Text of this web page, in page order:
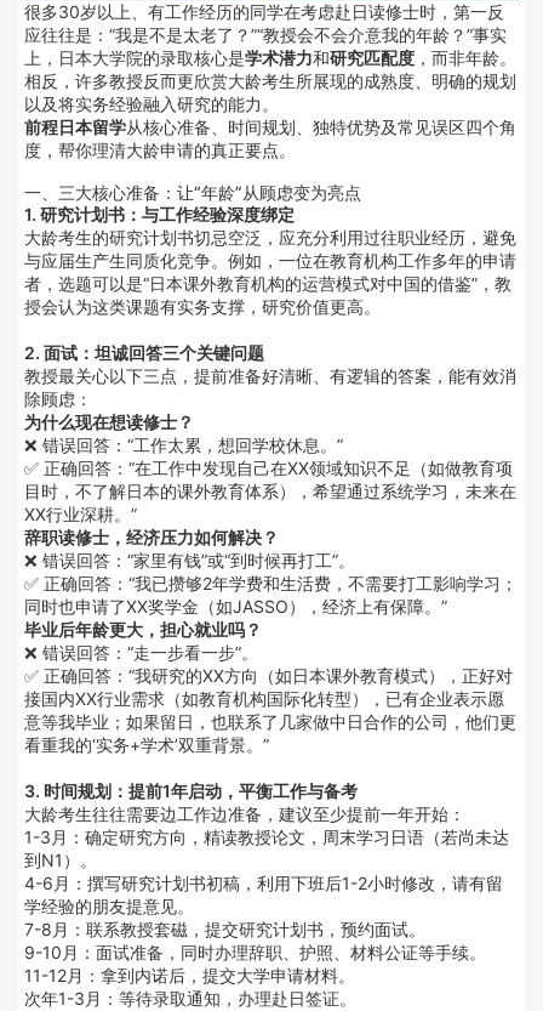
很多30岁以上、有工作经历的同学在考虑赴日读修士时，第一反
应往往是：“我是不是太老了？”“教授会不会介意我的年龄？”事实
上，日本大学院的录取核心是学术潜力和研究匹配度 ，而非年龄。
相反，许多教授反而更欣赏大龄考生所展现的成熟度、明确的规划
以及将实务经验融入研究的能力。
前程日本留学从核心准备、时间规划、独特优势及常见误区四个角
度，帮你理清大龄申请的真正要点。
一、三大核心准备：让“年龄”从顾虑变为亮点
1. 研究计划书：与工作经验深度绑定
大龄考生的研究计划书切忌空泛，应充分利用过往职业经历，避免
与应届生产生同质化竞争。例如，一位在教育机构工作多年的申请
者，选题可以是“日本课外教育机构的运营模式对中国的借鉴”，教
授会认为这类课题有实务支撑，研究价值更高。
2. 面试：坦诚回答三个关键问题
教授最关心以下三点，提前准备好清晰、有逻辑的答案，能有效消
除顾虑：
为什么现在想读修士？
❌ 错误回答：“工作太累，想回学校休息。”
✅ 正确回答：“在工作中发现自己在XX领域知识不足（如做教育项
目时，不了解日本的课外教育体系），希望通过系统学习，未来在
XX行业深耕。”
辞职读修士，经济压力如何解决？
❌ 错误回答：“家里有钱”或“到时候再打工”。
✅ 正确回答：“我已攒够2年学费和生活费，不需要打工影响学习；
同时也申请了XX奖学金（如JASSO），经济上有保障。”
毕业后年龄更大，担心就业吗？
❌ 错误回答：“走一步看一步”。
✅ 正确回答：“我研究的XX方向（如日本课外教育模式），正好对
接国内XX行业需求（如教育机构国际化转型），已有企业表示愿
意等我毕业；如果留日，也联系了几家做中日合作的公司，他们更
看重我的‘实务+学术’双重背景。”
3. 时间规划：提前1年启动，平衡工作与备考
大龄考生往往需要边工作边准备，建议至少提前一年开始：
1-3月：确定研究方向，精读教授论文，周末学习日语（若尚未达
到N1）。
4-6月：撰写研究计划书初稿，利用下班后1-2小时修改，请有留
学经验的朋友提意见。
7-8月：联系教授套磁，提交研究计划书，预约面试。
9-10月：面试准备，同时办理辞职、护照、材料公证等手续。
11-12月：拿到内诺后，提交大学申请材料。
次年1-3月：等待录取通知，办理赴日签证。